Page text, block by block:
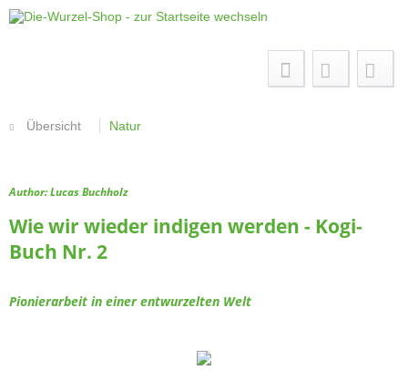
Übersicht Natur
Author: Lucas Buchholz
Wie wir wieder indigen werden - Kogi-
Buch Nr. 2
Pionierarbeit in einer entwurzelten Welt